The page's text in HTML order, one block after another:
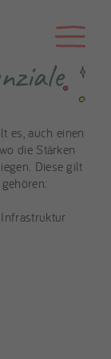
es, auch einen
die Stärken
Diese gilt